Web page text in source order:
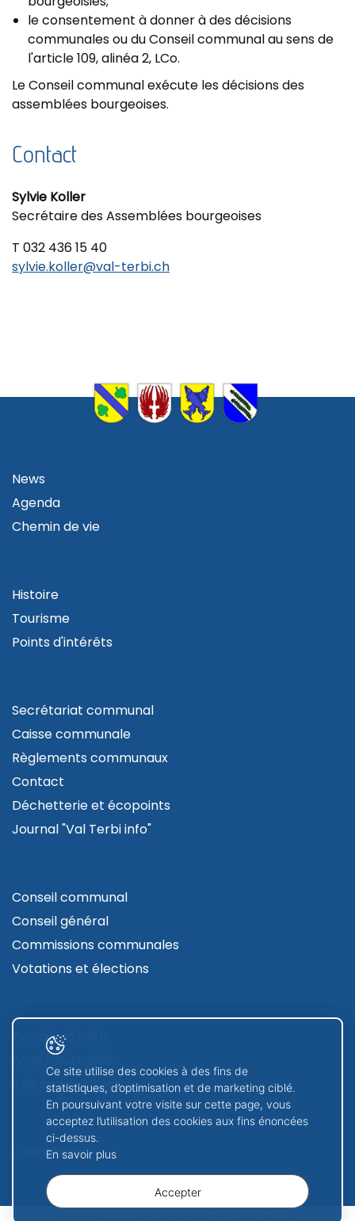
le consentement à donner à des décisions
communales ou du Conseil communal au sens de
l'article 109, alinéa 2, LCo.
Le Conseil communal exécute les décisions des
assemblées bourgeoises.
Contact
Sylvie Koller
Secrétaire des Assemblées bourgeoises
T 032 436 15 40
sylvie.koller@val-terbi.ch
News
Agenda
Chemin de vie
Histoire
Tourisme
Points d'intérêts
Secrétariat communal
Caisse communale
Règlements communaux
Contact
Déchetterie et écopoints
Journal "Val Terbi info"
Conseil communal
Conseil général
Commissions communales
Votations et élections
CONTRUIRE
Terrains à bâtir
Zone industrielle
Avis de construction
GUICHET VIRTUEL
Formulaires
Ce site utilise des cookies à des fins de
statistiques, d’optimisation et de marketing ciblé.
En poursuivant votre visite sur cette page, vous
acceptez l’utilisation des cookies aux fins énoncées
ci-dessus.
En savoir plus
Accepter